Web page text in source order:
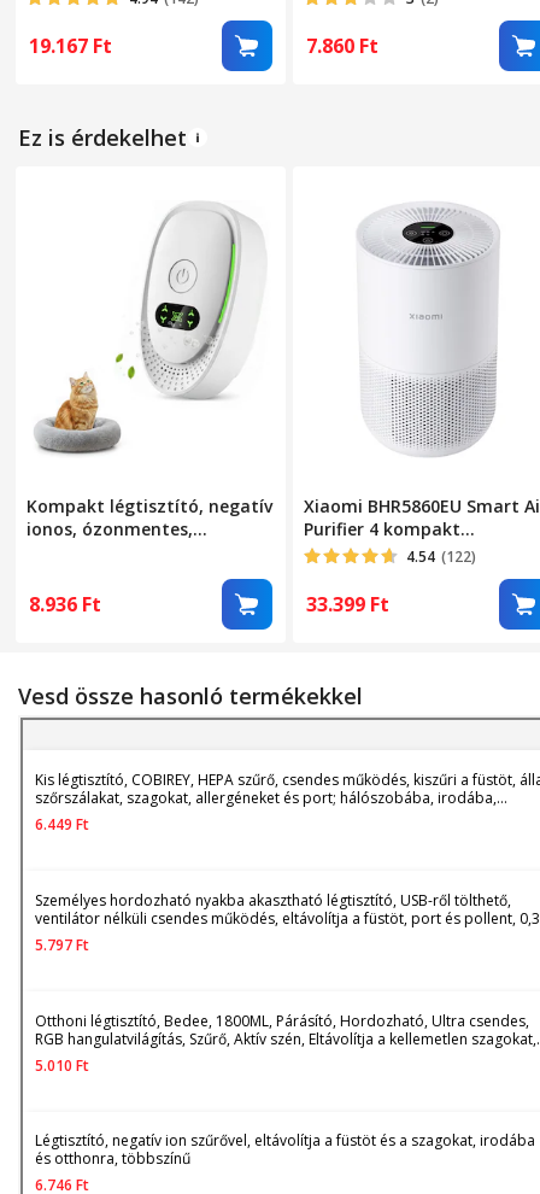
aktív szén, hidegkatalizátor,
aromaterápiás diffúzor, akár
20 nm-ig tisztít, 3 üzemmód,
hordozható, néma, Fehér
19.167 Ft
11x11x19cm
7.860 Ft
Ez is érdekelhet
Kompakt légtisztító, negatív
ionos, ózonmentes,
8.936 Ft
Xiaomi BHR5860EU Smart
Purifier 4 kompakt
légtisztító
4.54 (122)
33.399 Ft
Vesd össze hasonló termékekkel
Kis légtisztító, COBIREY, HEPA szűrő, csendes működés, kiszűri a füstöt,
szőrszálakat, szagokat, allergéneket és port; hálószobába, irodába,
nappaliba, kandalló mellé, konyhába; fehér
6.449 Ft
Személyes hordozható nyakba akasztható légtisztító, USB-ről tölthető,
ventilátor nélküli csendes működés, eltávolítja a füstöt, port és pollent, 0,3
mikronos részecskéket szűr, akasztópánttal, világoszöld, 1 db, akár 12
üzemidő
5.797Ft
Otthoni légtisztító, Bedee, 1800ML, Párásító, Hordozható, Ultra csendes,
RGB hangulatvilágítás, Szűrő, Aktív szén, Eltávolítja a kellemetlen szagokat,
Elpusztítja a baktériumokat, Otthonra, Irodába, Nappaliba, Hálószobába,
Babaszobába, Autóba, Kék
5.010 Ft
Légtisztító, negatív ion szűrővel, eltávolítja a füstöt és a szagokat, irodába
és otthonra, többszínű
6.746 Ft